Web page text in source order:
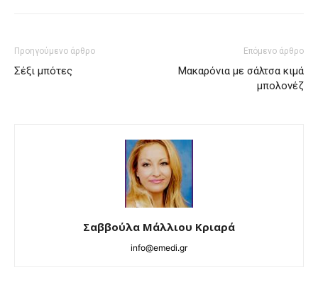
Προηγούμενο άρθρο
Σέξι μπότες
Επόμενο άρθρο
Μακαρόνια με σάλτσα κιμά
μπολονέζ
Σαββούλα Μάλλιου Κριαρά
info@emedi.gr